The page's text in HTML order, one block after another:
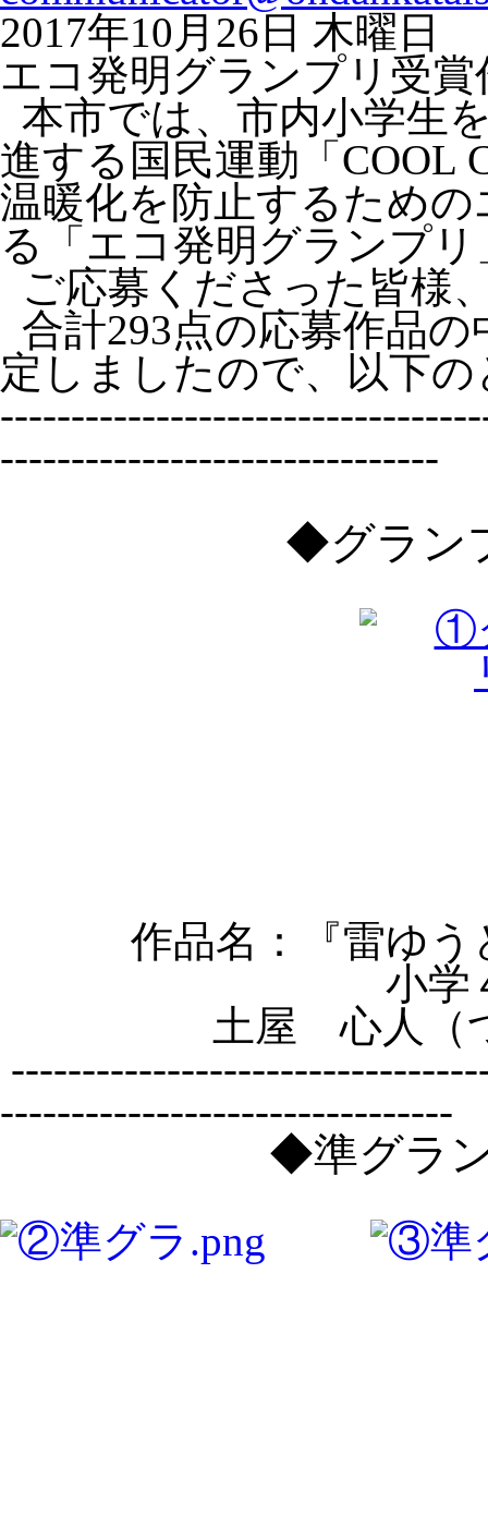
2017年10月26日 木曜日
エコ発明グランプリ受
本市では、市内小学生
進する国民運動「COOL
温暖化を防止するため
る「エコ発明グランプ
ご応募くださった皆様
合計293点の応募作品
定しましたので、以下
-------------------------------
◆グラン
作品名：『雷ゆ
小
土屋 心人（
--------------------------------
◆準グラ